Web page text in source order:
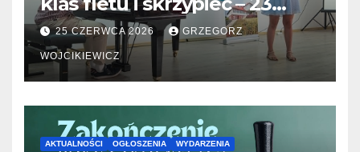
06.2026
25 CZERWCA 2026 GRZEGORZ
WOJCIKIEWICZ
AKTUALNOŚCI OGŁOSZENIA WYDARZENIA